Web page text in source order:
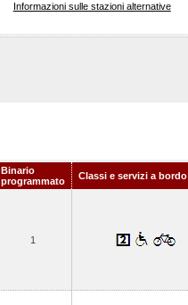
Informazioni sulle stazioni alternative
Binario
programmato
Classi e servizi a bordo
1